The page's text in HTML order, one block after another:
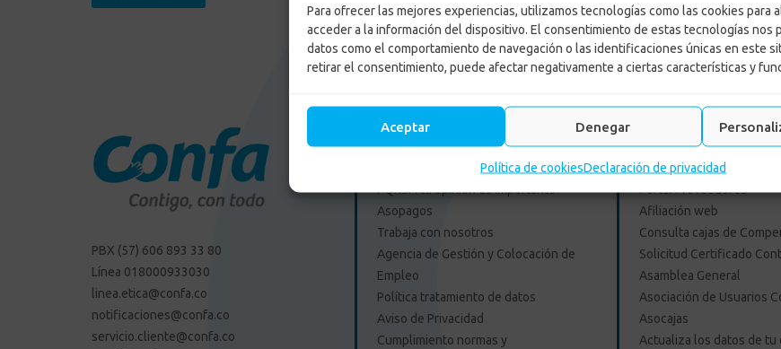
Para ofrecer las mejores experiencias, utilizamos tecnologías como las cookies para
acceder a la información del dispositivo. El consentimiento de estas tecnologías nos
datos como el comportamiento de navegación o las identificaciones únicas en este
retirar el consentimiento, puede afectar negativamente a ciertas características y
Aceptar Denegar
Política de cookiesDeclaración de privacidad
PBX (57) 606 893 33 80
Línea 018000933030
linea.etica@confa.co
notificaciones@confa.co
servicio.cliente@confa.co
Enlaces Externos Personas
PQRSF: tu opinión es importante
Asopagos
Trabaja con nosotros
Agencia de Gestión y Colocación de
Empleo
Política tratamiento de datos
Aviso de Privacidad
Cumplimiento normas y
Enlace Externos
Portal Proveedores
Afiliación web
Consulta cajas de
Solicitud Certificado
Asamblea General
Asociación de Usuarios
Asocajas
Actualiza los datos de tu